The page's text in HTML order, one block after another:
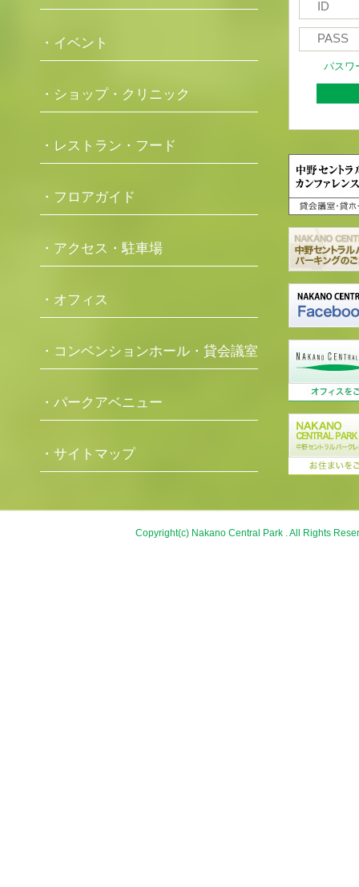
・イベント
・ショップ・クリニック
・レストラン・フード
・フロアガイド
・アクセス・駐車場
・オフィス
・コンベンションホール・貸会議室
・パークアベニュー
・サイトマップ
パスワ
Copyright(c) Nakano Central Park . All Rights